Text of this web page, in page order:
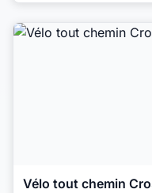
Vélo tout chemin